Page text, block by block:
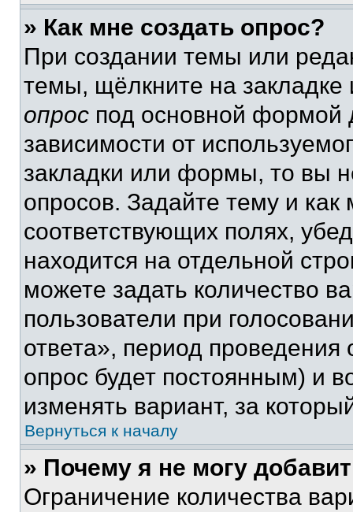
» Как мне создать опрос?
При создании темы или
темы, щёлкните на
опрос под основной формой
зависимости от
закладки или формы, то вы
опросов. Задайте тему и
соответствующих полях,
находится на отдельной
можете задать количество
пользователи при
ответа», период проведения
опрос будет постоянным) и
изменять вариант, за
Вернуться к началу
» Почему я не могу
Ограничение количества